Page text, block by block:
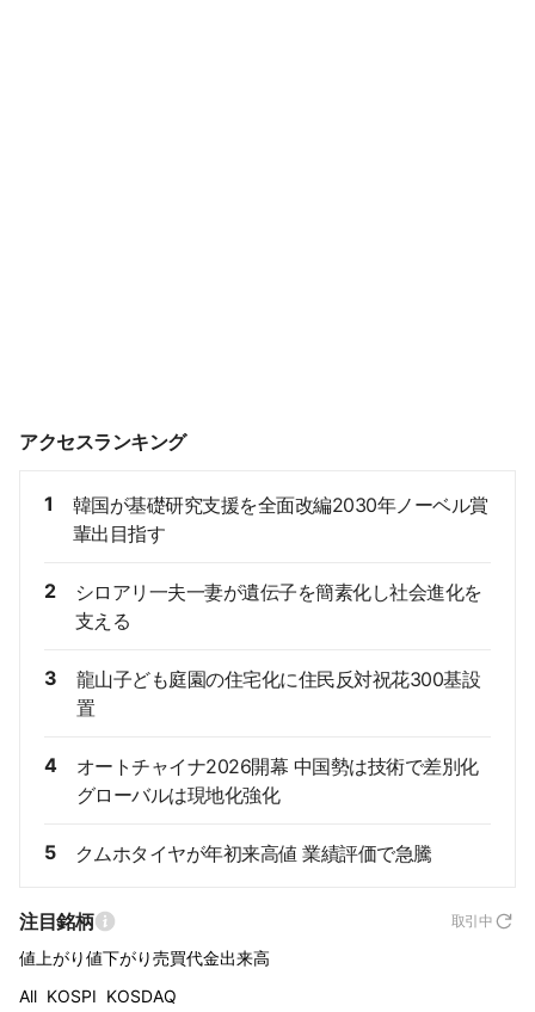
アクセスランキング
1
韓国が基礎研究支援を全面改編2030年ノーベル賞
輩出目指す
2
シロアリ一夫一妻が遺伝子を簡素化し社会進化を
支える
3
龍山子ども庭園の住宅化に住民反対祝花300基設
置
4
オートチャイナ2026開幕 中国勢は技術で差別化
グローバルは現地化強化
5 クムホタイヤが年初来高値 業績評価で急騰
注目銘柄 取引中
値上がり値下がり売買代金出来高
All KOSPI KOSDAQ